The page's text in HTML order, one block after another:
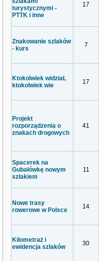
turystycznymi -
PTTK i inne
17
Znakowanie szlaków
- kurs
7
Ktokolwiek widział,
ktokolwiek wie
17
Projekt
rozporządzenia o
znakach drogowych
41
Spacerek na
Gubałówkę nowym
szlakiem
11
Nowe trasy
rowerowe w Polsce
14
Kilometraż i
ewidencja szlaków
30